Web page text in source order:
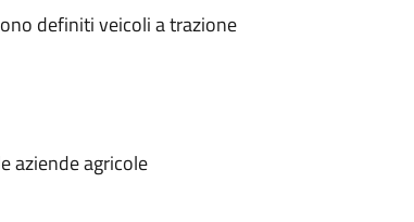
definiti veicoli a trazione
aziende agricole